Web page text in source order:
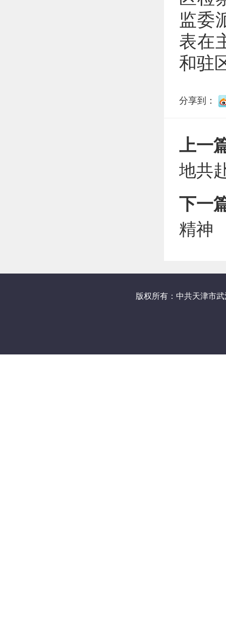
监委
表在
和驻
分享到：
上一
地共
下一
精神
版权所有：中共天津市